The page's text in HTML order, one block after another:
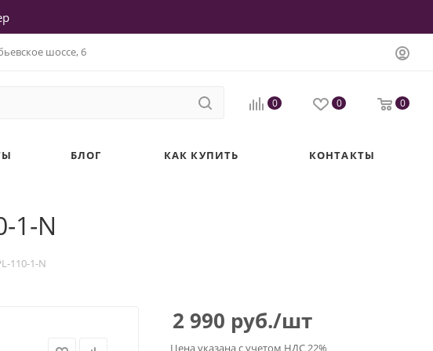
шоссе, 6
0 0 0
БЛОГ КАК КУПИТЬ КОНТАКТЫ
1-N
110-1-N
2 990 руб./шт
Цена указана с учетом НДС 22%